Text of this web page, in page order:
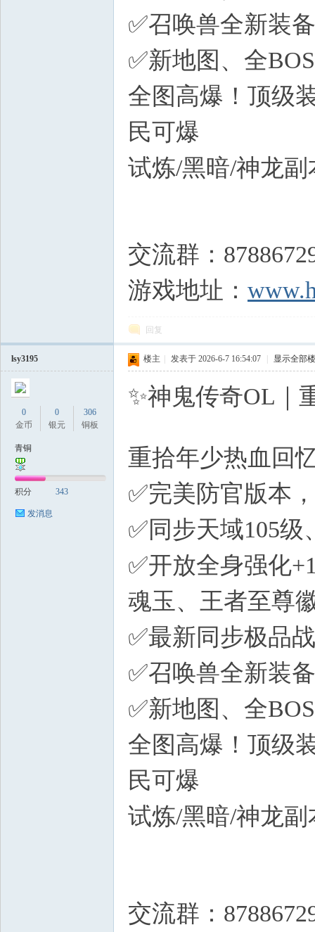
✅召唤兽全新装
✅新地图、全
全图高爆！顶级
民可爆
试炼/黑暗/神龙
交流群：
游戏地址：
回复
lsy3195
0
金币
0
银元
306
铜板
青铜
积分 343
发消息
楼主 发表于 2026-6-7 16:54:07 显示全部
✨神鬼传奇OL｜
重拾年少热血回
✅完美防官版本
✅同步天域105
✅开放全身强化
魂玉、王者至尊
✅最新同步极品
✅召唤兽全新装
✅新地图、全
全图高爆！顶级
民可爆
试炼/黑暗/神龙
交流群：